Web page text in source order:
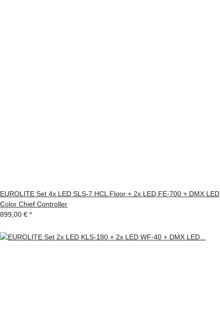
EUROLITE Set 4x LED SLS-7 HCL Floor + 2x LED FE-700 + DMX LED
Color Chief Controller
899,00 € *